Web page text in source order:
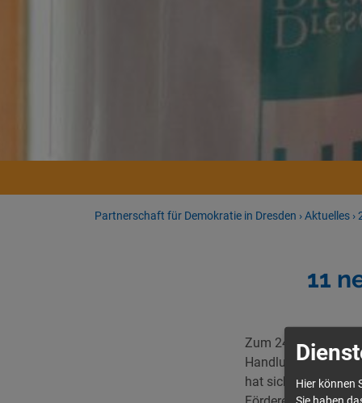
Partnerschaft für Demokratie in Dresden ›Aktuelles ›
11
Zum 24. August
hat sich dasHier können
Sie haben